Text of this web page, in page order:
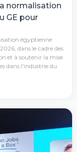
normalisation
GE pour
égyptienne
dans le cadre des
et à soutenir la mise
dans l'industrie du